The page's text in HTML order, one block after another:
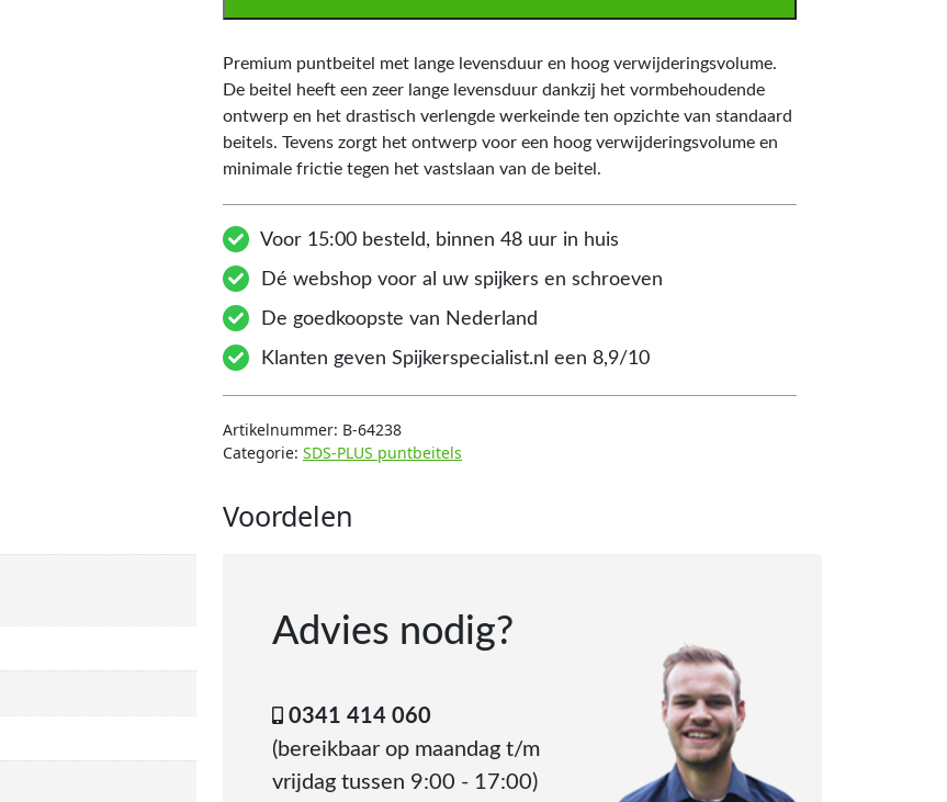
Premium puntbeitel met lange levensduur en hoog verwijderingsvolume.
De beitel heeft een zeer lange levensduur dankzij het vormbehoudende
ontwerp en het drastisch verlengde werkeinde ten opzichte van standaard
beitels. Tevens zorgt het ontwerp voor een hoog verwijderingsvolume en
minimale frictie tegen het vastslaan van de beitel.
Voor 15:00 besteld, binnen 48 uur in huis
Dé webshop voor al uw spijkers en schroeven
De goedkoopste van Nederland
Klanten geven Spijkerspecialist.nl een 8,9/10
Artikelnummer: B-64238
Categorie: SDS-PLUS puntbeitels
Voordelen
Advies nodig?
0341 414 060
(bereikbaar op maandag t/m
vrijdag tussen 9:00 - 17:00)